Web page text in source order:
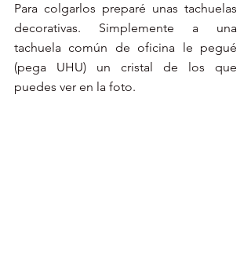
Para colgarlos preparé unas tachuelas
decorativas. Simplemente a una
tachuela común de oficina le pegué
(pega UHU) un cristal de los que
puedes ver en la foto.